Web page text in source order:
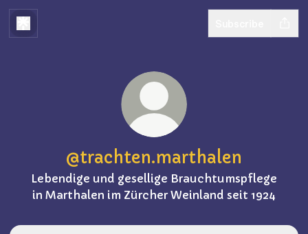
@trachten.marthalen
Lebendige und gesellige Brauchtumspflege
in Marthalen im Zürcher Weinland seit 1924